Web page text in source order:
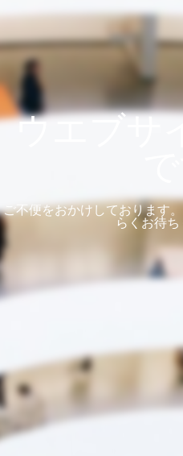
ウエブサ
ご不便をおかけしております
らくお待ち